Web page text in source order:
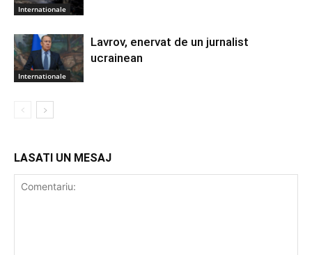
Internationale
Internationale
Lavrov, enervat de un jurnalist
ucrainean
LASATI UN MESAJ